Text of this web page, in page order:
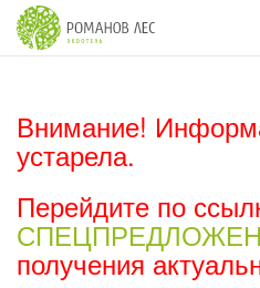
Внимание!
устарела.
Перейдите по
получения